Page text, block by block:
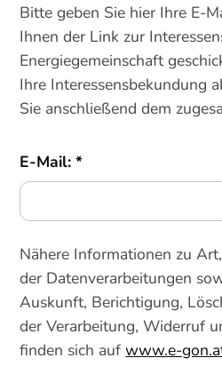
Bitte geben Sie hier Ihre E-
Ihnen der Link zur
Energiegemeinschaft
Ihre Interessensbekundung
Sie anschließend dem
E-Mail:
Nähere Informationen zu
der Datenverarbeitungen
Auskunft, Berichtigung,
der Verarbeitung, Widerruf
finden sich aufwww.e-